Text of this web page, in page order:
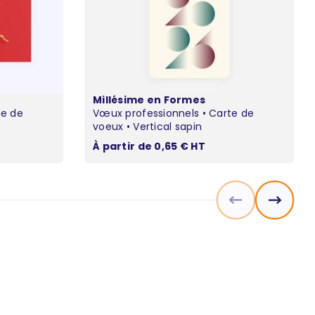
de
Millésime en Formes
Vœux professionnels • Carte de
voeux • Vertical sapin
Prix de vente
À partir de 0,65 € HT
PrécédentSuivant